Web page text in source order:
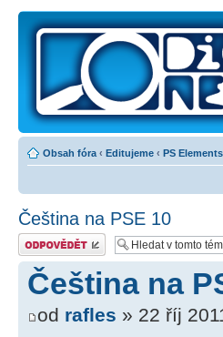
Obsah fóra ‹ Editujeme ‹ PS Elements
Čeština na PSE 10
Odeslat odpověď
Čeština na
od rafles » 22 říj